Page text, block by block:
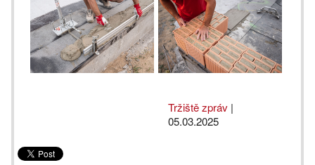
Tržiště zpráv |
05.03.2025